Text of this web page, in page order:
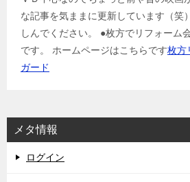
な記事を気ままに更新しています（笑
しんでください。 ●枚方でリフォーム
です。 ホームページはこちらです枚方
ガード
メタ情報
ログイン